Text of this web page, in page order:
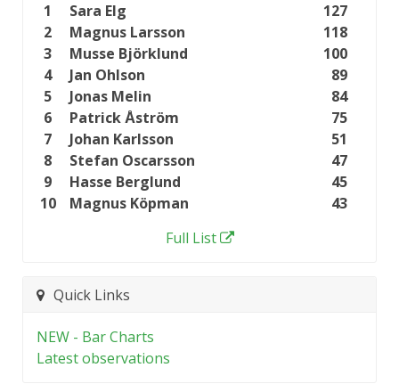
1
Sara Elg
127
2
Magnus Larsson
118
3
Musse Björklund
100
4
Jan Ohlson
89
5
Jonas Melin
84
6
Patrick Åström
75
7
Johan Karlsson
51
8
Stefan Oscarsson
47
9
Hasse Berglund
45
10
Magnus Köpman
43
Full List
Quick Links
NEW - Bar Charts
Latest observations